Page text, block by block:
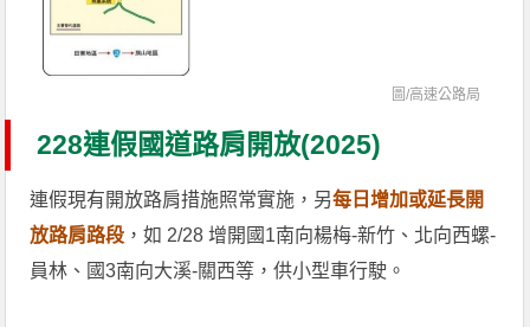
圖/高速公路局
228連假國道路肩開放(2025)
連假現有開放路肩措施照常實施，另每日增加或延長開
放路肩路段 ，如 2/28 增開國1南向楊梅-新竹、北向西螺-
員林、國3南向大溪-關西等，供小型車行駛。